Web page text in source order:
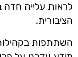
לראות עלייה
הציבורית.
השתתפות